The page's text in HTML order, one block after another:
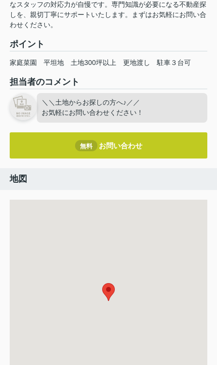
なスタッフの対応力が自慢です。専門知識が必要になる不動産探
しを、親切丁寧にサポートいたします。まずはお気軽にお問い合
わせください。
ポイント
家庭菜園 平坦地 土地300坪以上 更地渡し 駐車３台可
担当者のコメント
＼＼土地からお探しの方へ♪／／
お気軽にお問い合わせください！
無料 お問い合わせ
地図